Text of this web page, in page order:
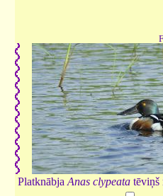
Platknābja Anas clypeata tēviņš